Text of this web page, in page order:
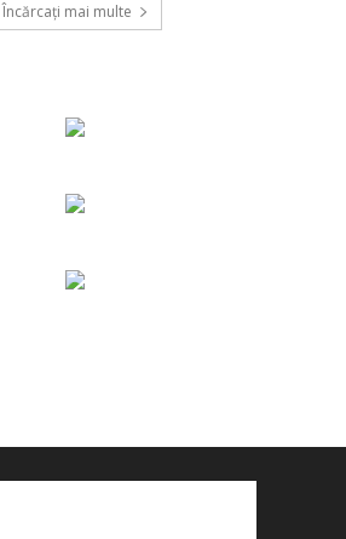
Încărcați mai multe